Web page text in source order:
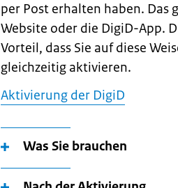
per Post erhalten haben. Das
Website oder die DigiD-App.
Vorteil, dass Sie auf diese
gleichzeitig aktivieren.
Aktivierung der DigiD
Was Sie brauchen